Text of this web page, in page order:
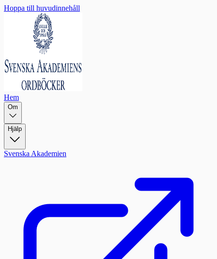
Hoppa till huvudinnehåll
Hem
Om
Hjälp
Svenska Akademien